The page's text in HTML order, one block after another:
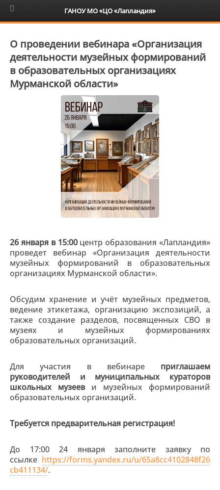
6+
О проведении вебинара «Организация
деятельности музейных формирований
в образовательных организациях
Мурманской области»
26 января в 15:00центр образования «Лапландия»
проведет вебинар «Организация деятельности
музейных формирований в образовательных
организациях Мурманской области».
Обсудим хранение и учёт музейных предметов,
ведение этикетажа, организацию экспозиций, а
также создание разделов, посвященных СВО в
музеях и музейных формированиях
образовательных организаций.
Для участия в вебинаре приглашаем
руководителей и муниципальных кураторов
школьных музееви музейных формирований
образовательных организаций.
Требуется предварительная регистрация!
До 17:00 24 января заполните заявку по
ссылке https://forms.yandex.ru/u/65a8cc4102848f26
cb411134/.
ГАНОУ МО «ЦО «Лапландия»